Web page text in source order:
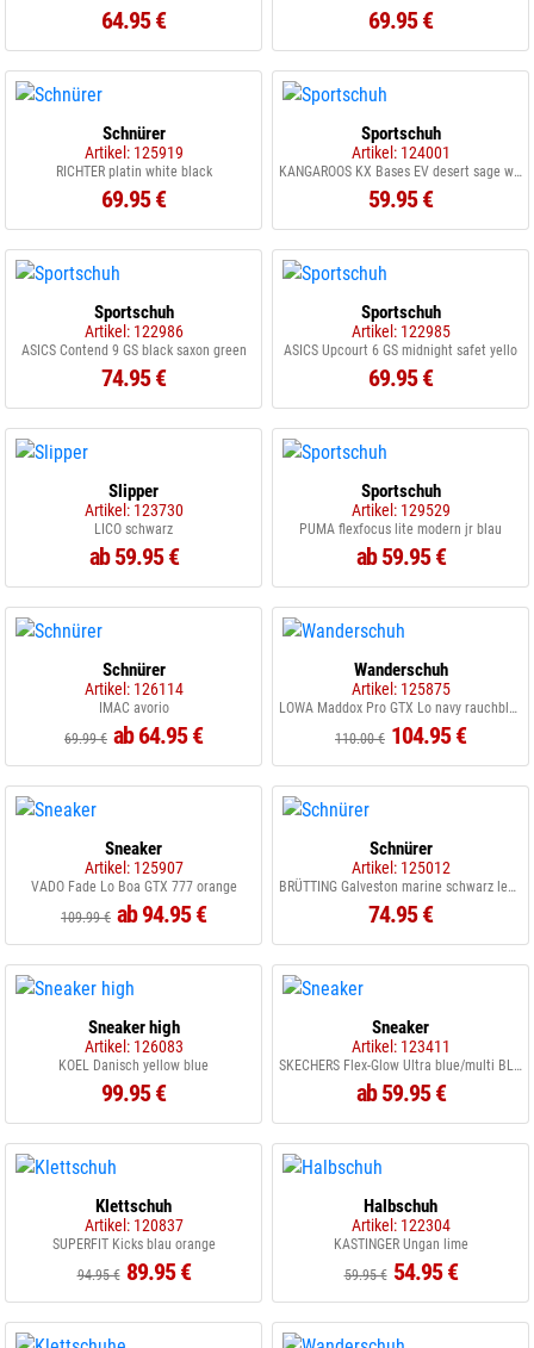
64.95 € 69.95 €
Schnürer
Artikel: 125919
RICHTER platin white black
69.95 €
Sportschuh
Artikel: 124001
KANGAROOS KX Bases EV desert sage white
59.95 €
Sportschuh
Artikel: 122986
ASICS Contend 9 GS black saxon green
74.95 €
Sportschuh
Artikel: 122985
ASICS Upcourt 6 GS midnight safet yello
69.95 €
Slipper
Artikel: 123730
LICO schwarz
ab 59.95 €
Sportschuh
Artikel: 129529
PUMA flexfocus lite modern jr blau
ab 59.95 €
Schnürer
Artikel: 126114
IMAC avorio
69.99 € ab 64.95 €
Wanderschuh
Artikel: 125875
LOWA Maddox Pro GTX Lo navy rauchblau
110.00 € 104.95 €
Sneaker
Artikel: 125907
VADO Fade Lo Boa GTX 777 orange
109.99 € ab 94.95 €
Schnürer
Artikel: 125012
BRÜTTING Galveston marine schwarz lemon
74.95 €
Sneaker high
Artikel: 126083
KOEL Danisch yellow blue
99.95 €
Sneaker
Artikel: 123411
SKECHERS Flex-Glow Ultra blue/multi BLMT
ab 59.95 €
Klettschuh
Artikel: 120837
SUPERFIT Kicks blau orange
94.95 € 89.95 €
Halbschuh
Artikel: 122304
KASTINGER Ungan lime
59.95 € 54.95 €